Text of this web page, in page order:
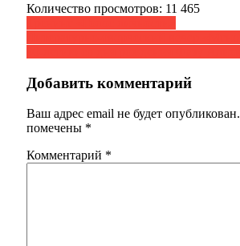
Количество просмотров: 11 465
Навигация
по
Добавить комментарий
Ваш адрес email не будет опубликован.
помечены *
Комментарий *